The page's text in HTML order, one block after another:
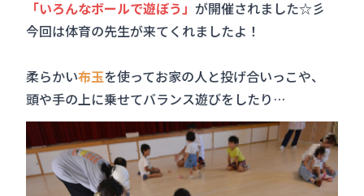
「いろんなボールで遊ぼう」 が開催されました☆彡
今回は体育の先生が来てくれましたよ！
柔らかい布玉を使ってお家の人と投げ合いっこや、
頭や手の上に乗せてバランス遊びをしたり…